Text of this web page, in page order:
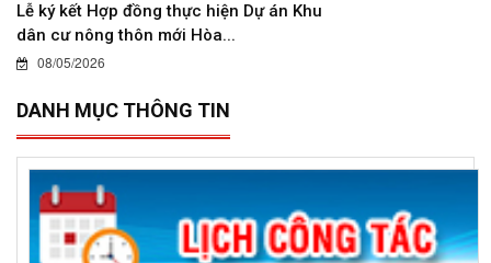
Lễ ký kết Hợp đồng thực hiện Dự án Khu
dân cư nông thôn mới Hòa...
08/05/2026
DANH MỤC THÔNG TIN